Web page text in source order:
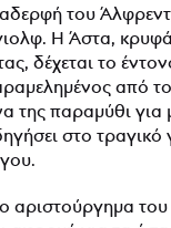
του Άλφρεντ,
Η Άστα, κρυφά
δέχεται το
από
της παραμύθι για
στο
αριστούργημα του